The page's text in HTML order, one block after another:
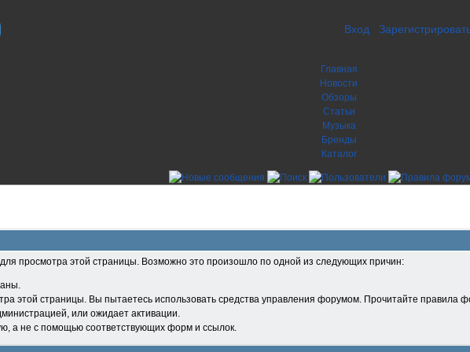
Вход
Главная
Новости
Обзоры
Статьи
Музыка
Бренды
Каталог
просмотра этой страницы. Возможно это произошло по одной из следующих причин:
этой страницы. Вы пытаетесь использовать средства управления форумом. Прочитайте правила
или ожидает активации.
а не с помощью соответствующих форм и ссылок.